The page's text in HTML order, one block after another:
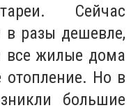
Сейчас
в разы дешевле,
все жилые дома
Но в
большие